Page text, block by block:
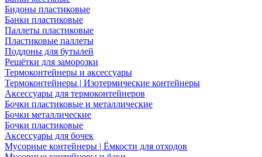
Бидоны пластиковые
Банки пластиковые
Паллеты пластиковые
Пластиковые паллеты
Поддоны для бутылей
Решётки для заморозки
Термоконтейнеры и аксессуары
Термоконтейнеры | Изотермические контейнеры
Аксессуары для термоконтейнеров
Бочки пластиковые и металлические
Бочки металлические
Бочки пластиковые
Аксессуары для бочек
Мусорные контейнеры | Ёмкости для отходов